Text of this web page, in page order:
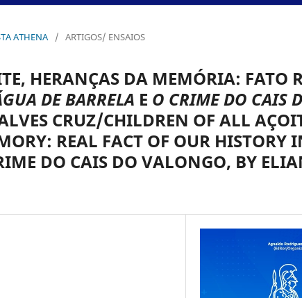
ATHENA / ARTIGOS/ ENSAIOS
HERANÇAS DA MEMÓRIA: FATO
DE BARRELA E O CRIME DO CAIS
CRUZ/CHILDREN OF ALL
REAL FACT OF OUR HISTORY
DO CAIS DO VALONGO, BY